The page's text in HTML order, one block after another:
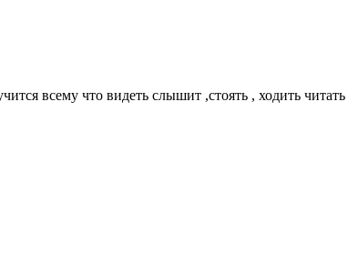
всему что видеть слышит ,стоять , ходить читать